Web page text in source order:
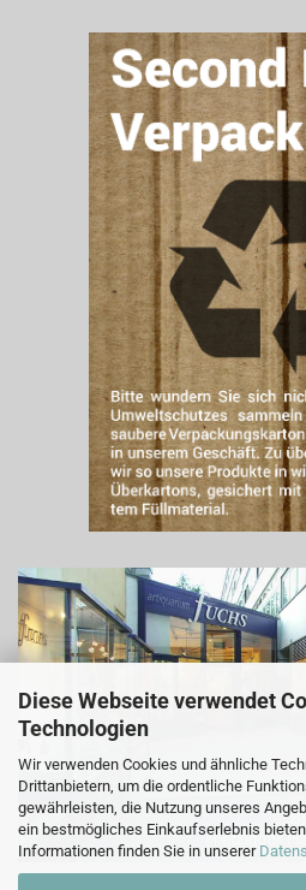
Diese Webseite verwendet
Technologien
Wir verwenden Cookies und ähnliche
Drittanbietern, um die ordentliche
gewährleisten, die Nutzung unseres
ein bestmögliches Einkaufserlebnis
Informationen finden Sie in unserer